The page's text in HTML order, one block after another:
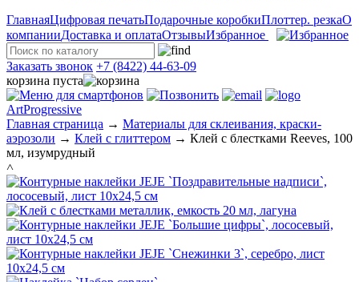
ГлавнаяЦифровая печатьПодарочные коробкиПлоттер. резкаО
компанииДоставка и оплатаОтзывыИзбранное
Заказать звонок +7 (8422) 44-63-09
корзина пуста
ArtProgressive
Главная страница → Материалы для склеивания, краски-
аэрозоли → Клей с глиттером → Клей с блестками Reeves, 100
мл, изумрудный
˄